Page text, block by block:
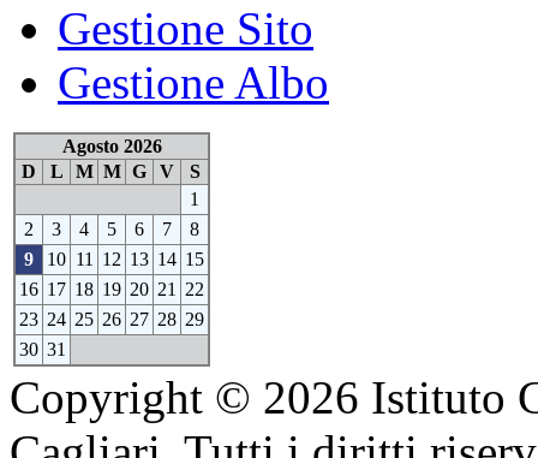
Gestione Sito
Gestione Albo
Agosto 2026
D
L M M G V
S
1
2
3 4 5 6 7
8
9
10 11 12 13 14 15
16 17 18 19 20 21
22
23 24 25 26 27 28 29
30 31
Copyright © 2026 Istituto